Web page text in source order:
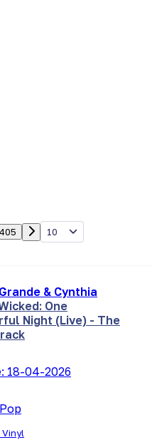
10
& Cynthia
One
Night (Live) - The
18-04-2026
Pop
Vinyl